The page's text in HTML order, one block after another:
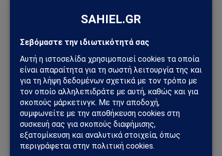
Άιζακμαν για τις εικόνες ανεξήγητων
αντικειμένων
10/07/2026